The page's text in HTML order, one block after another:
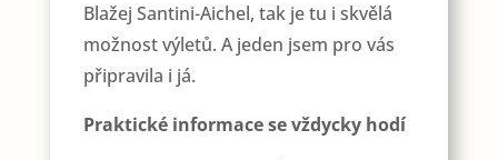
Blažej Santini-Aichel, tak je tu i skvělá
možnost výletů. A jeden jsem pro vás
připravila i já.
Praktické informace se vždycky hodí